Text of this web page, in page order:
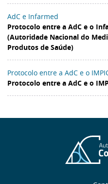
AdC e Infarmed
Protocolo entre a AdC e o
(Autoridade Nacional do
Produtos de Saúde)
Protocolo entre a AdC e o
Protocolo entre a AdC e o